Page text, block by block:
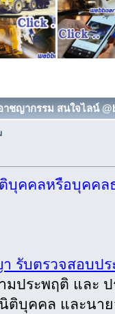
ชญากรรม สนใจไลน์
บุคคลหรือบุคคล
รับตรวจสอบป
ประพฤติ และ
บุคคล และนา